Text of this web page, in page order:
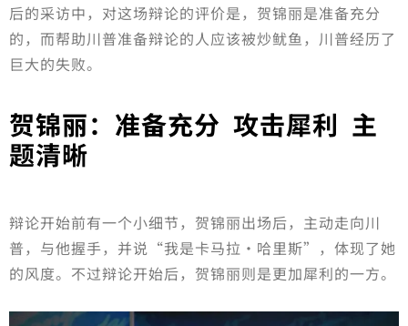
后的采访中，对这场辩论的评价是，贺锦丽是准备充分
的，而帮助川普准备辩论的人应该被炒鱿鱼，川普经历了
巨大的失败。
贺锦丽：准备充分 攻击犀利 主
题清晰
辩论开始前有一个小细节，贺锦丽出场后，主动走向川
普，与他握手，并说“我是卡马拉·哈里斯”，体现了她
的风度。不过辩论开始后，贺锦丽则是更加犀利的一方。